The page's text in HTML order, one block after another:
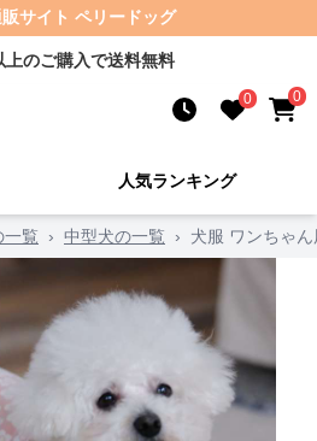
サイト ペリードッグ
上のご購入で送料無料
0 0
人気ランキング
一覧 › 中型犬の一覧 › 犬服 ワンちゃ